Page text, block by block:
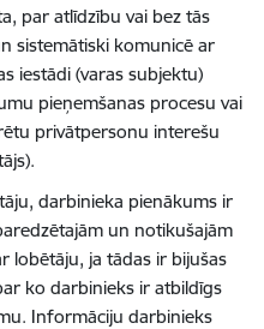
par atlīdzību vai bez tās
sistemātiski komunicē ar
iestādi (varas subjektu)
pieņemšanas procesu vai
privātpersonu interešu
darbinieka pienākums ir
un notikušajām
lobētāju, ja tādas ir bijušas
ko darbinieks ir atbildīgs
Informāciju darbinieks